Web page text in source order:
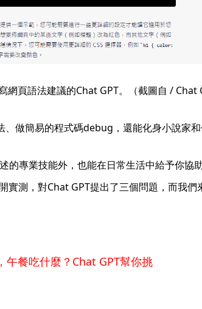
頁語法建議的Chat GPT。（截圖自 / Chat
、做簡易的程式碼debug，還能化身小說家
的專業技能外，也能在日常生活中給予你
實測，對Chat GPT提出了三個問題，而我們
午餐吃什麼？Chat GPT幫你挑